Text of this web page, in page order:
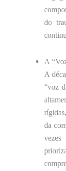
do
A
A
“voz
da